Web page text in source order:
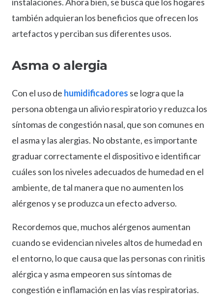
también adquieran los beneficios que ofrecen los
artefactos y perciban sus diferentes usos.
Asma o alergia
Con el uso de humidificadores se logra que la
persona obtenga un alivio respiratorio y reduzca los
síntomas de congestión nasal, que son comunes en
el asma y las alergias. No obstante, es importante
graduar correctamente el dispositivo e identificar
cuáles son los niveles adecuados de humedad en el
ambiente, de tal manera que no aumenten los
alérgenos y se produzca un efecto adverso.
Recordemos que, muchos alérgenos aumentan
cuando se evidencian niveles altos de humedad en
el entorno, lo que causa que las personas con rinitis
alérgica y asma empeoren sus síntomas de
congestión e inflamación en las vías respiratorias.